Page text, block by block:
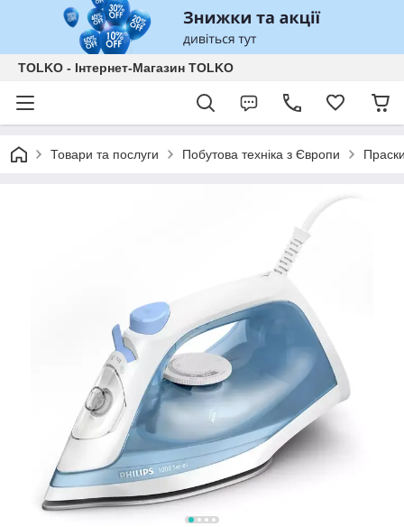
TOLKO - Інтернет-Магазин TOLKO
Товари та послуги Побутова техніка з Європи